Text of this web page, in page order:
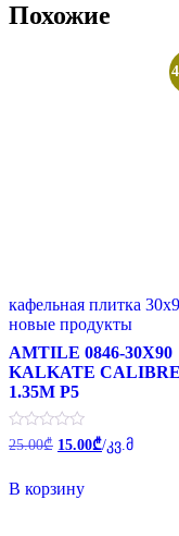
Похожие
кафельная плитка
новые продукты
AMTILE 0846-30X90
KALKATE
1.35M P5
Оценка
0
5
25.00₾ Первоначальная
25.00₾.
15.00₾Текущая
цена:
/კვ.მ
В корзину